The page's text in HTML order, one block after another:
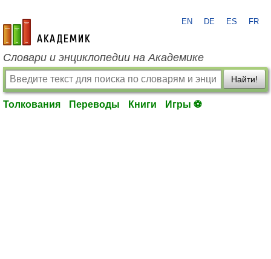
academic.ru
EN DE ES FR
Словари и энциклопедии на Академике
Найти!
Толкования Переводы Книги Игры ⚽